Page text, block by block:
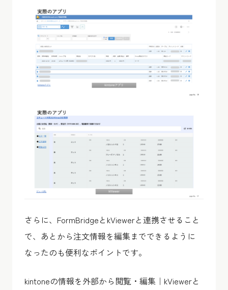
さらに、FormBridgeとkViewerと連携させること
で、あとから注文情報を編集までできるように
なったのも便利なポイントです。
kintoneの情報を外部から閲覧・編集｜kViewerと